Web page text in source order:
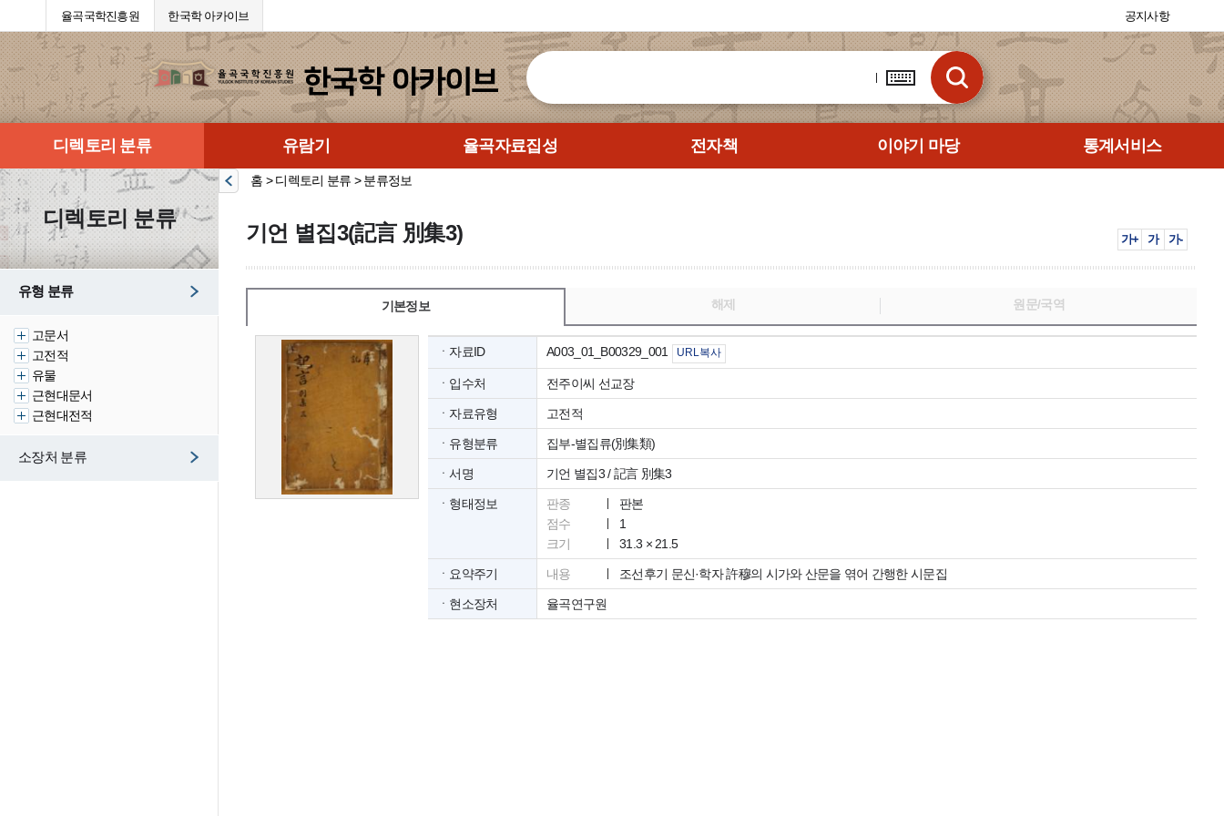
율곡국학진흥원 한국학 아카이브 공지사항
디렉토리 분류 유람기 율곡자료집성 전자책 이야기 마당 통계서비스
디렉토리 분류
유형 분류
고문서
고전적
유물
근현대문서
근현대전적
소장처 분류
홈 > 디렉토리 분류 > 분류정보
기언 별집3(記言 別集3) 가+ 가 가-
기본정보 해제 원문/국역
ㆍ자료ID A003_01_B00329_001 URL복사
ㆍ입수처 전주이씨 선교장
ㆍ자료유형 고전적
ㆍ유형분류 집부-별집류(別集類)
ㆍ서명 기언 별집3 / 記言 別集3
ㆍ형태정보 판종
판본
점수
1
크기
31.3 × 21.5
ㆍ요약주기 내용 조선후기 문신·학자 許穆의 시가와 산문을 엮어 간행한 시문집
ㆍ현소장처 율곡연구원